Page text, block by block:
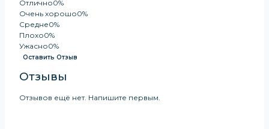
Отлично0%
Очень хорошо0%
Средне0%
Плохо0%
Ужасно0%
Оставить Отзыв
Отзывы
Отзывов ещё нет. Напишите первым.